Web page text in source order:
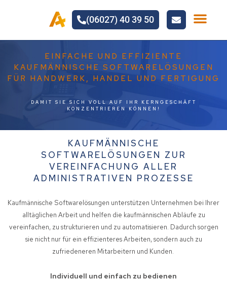
(06027) 40 39 50
EINFACHE UND EFFIZIENTE
KAUFMÄNNISCHE SOFTWARELÖSUNGEN
FÜR HANDWERK, HANDEL UND FERTIGUNG
DAMIT SIE SICH VOLL AUF IHR KERNGESCHÄFT
KONZENTRIEREN KÖNNEN!
KAUFMÄNNISCHE
SOFTWARELÖSUNGEN ZUR
VEREINFACHUNG ALLER
ADMINISTRATIVEN PROZESSE
Kaufmännische Softwarelösungen unterstützen Unternehmen bei Ihrer
alltäglichen Arbeit und helfen die kaufmännischen Abläufe zu
vereinfachen, zu strukturieren und zu automatisieren. Dadurch sorgen
sie nicht nur für ein effizienteres Arbeiten, sondern auch zu
zufriedeneren Mitarbeitern und Kunden.
Individuell und einfach zu bedienen